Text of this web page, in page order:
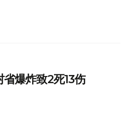
爆炸致2死13伤